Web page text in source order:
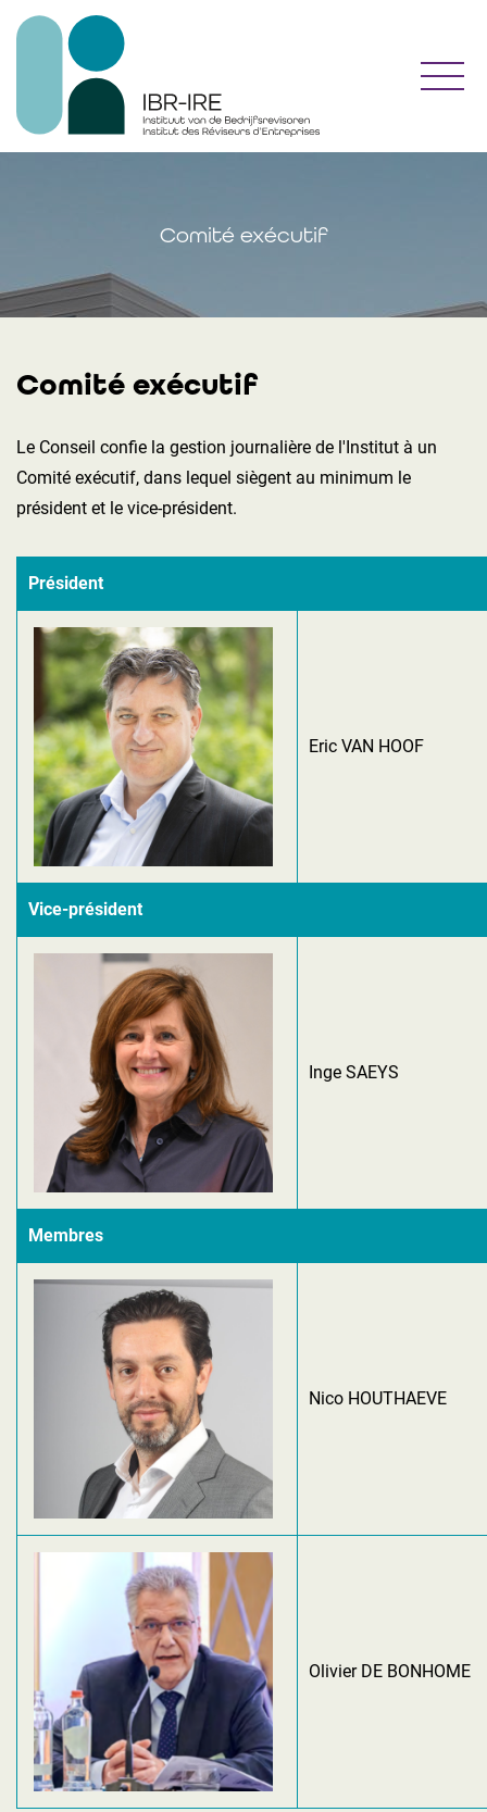
Comité exécutif
Comité exécutif
Le Conseil confie la gestion journalière de l'Institut à un
Comité exécutif, dans lequel siègent au minimum le
président et le vice-président.
Président
Eric VAN HOOF
Vice-président​
Inge SAEYS
Membres
Nico HOUTHAEVE
Olivier DE BONHOME